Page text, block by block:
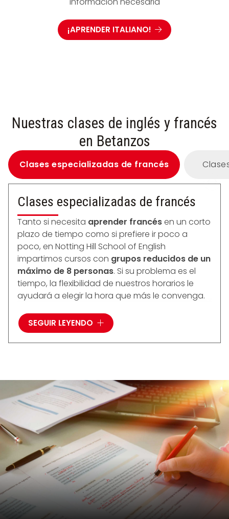
¡APRENDER ITALIANO!
Nuestras clases de inglés y francés
en Betanzos
Clases especializadas de francés
Clases especializadas de francés
Tanto si necesita aprender francésen un corto
plazo de tiempo como si prefiere ir poco a
poco, en Notting Hill School of English
impartimos cursos con grupos reducidos de un
máximo de 8 personas. Si su problema es el
tiempo, la flexibilidad de nuestros horarios le
ayudará a elegir la hora que más le convenga.
¿Por qué estudiar francés?
continentes. Es el segundo idioma de la
comunidad europea y la lengua
internacional de la cultura, la cocina, la
moda, las artes visuales, la danza, la
arquitectura...
La importancia del francés en el
mercado internacional
Francia es la quinta potencia comercial, el
SEGUIR LEYENDO